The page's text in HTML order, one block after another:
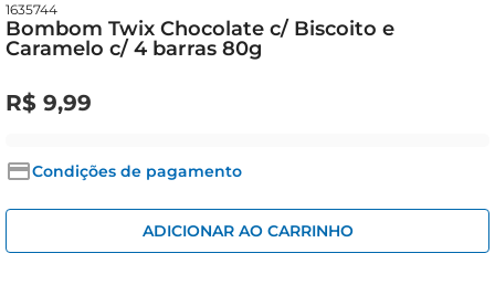
1635744
Bombom Twix Chocolate c/ Biscoito e
Caramelo c/ 4 barras 80g
R$ 9,99
Condições de pagamento
ADICIONAR AO CARRINHO
arroz
biscoito
iogurte
papel higiênico